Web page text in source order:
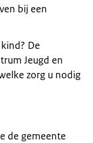
bij een
De
Jeugd en
zorg u nodig
de gemeente